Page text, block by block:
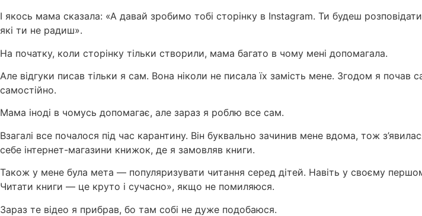
І якось мама сказала: «А давай зробимо тобі сторінку в Instagram. Ти будеш
які ти не радиш».
На початку, коли сторінку тільки створили, мама багато в чому мені допомагала.
Але відгуки писав тільки я сам. Вона ніколи не писала їх замість мене. Згодом я
самостійно.
Мама іноді в чомусь допомагає, але зараз я роблю все сам.
Взагалі все почалося під час карантину. Він буквально зачинив мене вдома, тож
себе інтернет-магазини книжок, де я замовляв книги.
Також у мене була мета — популяризувати читання серед дітей. Навіть у своєму
Читати книги — це круто і сучасно», якщо не помиляюся.
Зараз те відео я прибрав, бо там собі не дуже подобаюся.